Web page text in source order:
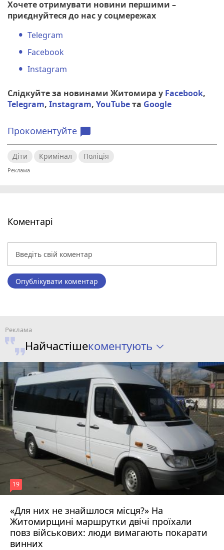
Хочете отримувати новини першими –
приєднуйтеся до нас у соцмережах
Telegram
Facebook
Instagram
Слідкуйте за новинами Житомира у Facebook,
Telegram, Instagram, YouTubeта Google
Прокоментуйте chat_bubble
Діти Кримінал Поліція
Коментарі
Опублікувати коментар
Найчастішекоментують
«Для них не знайшлося місця?» На
Житомирщині маршрутки двічі проїхали
повз військових: люди вимагають покарати
винних
19
17 липня 2026 р.